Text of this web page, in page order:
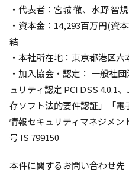
・代表者：宮城 徹、水野 智規
・資本金：14,293百万円(
結
・本社所在地：東京都港区六
・加入協会・認定： 一般社
ュリティ認定 PCI DSS 4.0.1
存ソフト法的要件認証」「電
情報セキュリティマネジメ
号 IS 799150
本件に関するお問い合わせ先